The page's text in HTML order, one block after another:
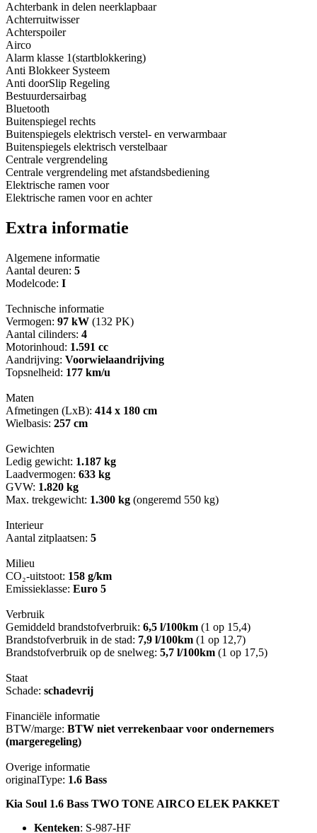
Achterbank in delen neerklapbaar
Achterruitwisser
Achterspoiler
Airco
Alarm klasse 1(startblokkering)
Anti Blokkeer Systeem
Anti doorSlip Regeling
Bestuurdersairbag
Bluetooth
Buitenspiegel rechts
Buitenspiegels elektrisch verstel- en verwarmbaar
Buitenspiegels elektrisch verstelbaar
Centrale vergrendeling
Centrale vergrendeling met afstandsbediening
Elektrische ramen voor
Elektrische ramen voor en achter
Extra informatie
Algemene informatie
Aantal deuren: 5
Modelcode: I
Technische informatie
Vermogen: 97 kW (132 PK)
Aantal cilinders: 4
Motorinhoud: 1.591 cc
Aandrijving: Voorwielaandrijving
Topsnelheid: 177 km/u
Maten
Afmetingen (LxB): 414 x 180 cm
Wielbasis: 257 cm
Gewichten
Ledig gewicht: 1.187 kg
Laadvermogen: 633 kg
GVW: 1.820 kg
Max. trekgewicht: 1.300 kg (ongeremd 550 kg)
Interieur
Aantal zitplaatsen: 5
Milieu
CO₂-uitstoot: 158 g/km
Emissieklasse: Euro 5
Verbruik
Gemiddeld brandstofverbruik: 6,5 l/100km (1 op 15,4)
Brandstofverbruik in de stad: 7,9 l/100km (1 op 12,7)
Brandstofverbruik op de snelweg: 5,7 l/100km (1 op 17,5)
Staat
Schade: schadevrij
Financiële informatie
BTW/marge: BTW niet verrekenbaar voor ondernemers
(margeregeling)
Overige informatie
originalType: 1.6 Bass
Kia Soul 1.6 Bass TWO TONE AIRCO ELEK PAKKET
Kenteken: S-987-HF